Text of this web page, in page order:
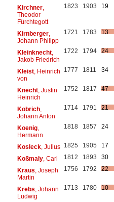
Kirchner,
Theodor
Fürchtegott
1823 1903 19
Kirnberger,
Johann Philipp
1721 1783 13
Kleinknecht,
Jakob Friedrich
1722 1794 24
Kleist, Heinrich
von
1777 1811 34
Knecht, Justin
Heinrich
1752 1817 47
Kobrich,
Johann Anton
1714 1791 21
Koenig,
Hermann
1818 1857 24
Kosleck, Julius 1825 1905
17
Koßmaly, Carl 1812 1893
30
Kraus , Joseph
Martin
1756 1792 22
Krebs , Johann
Ludwig
1713 1780 10